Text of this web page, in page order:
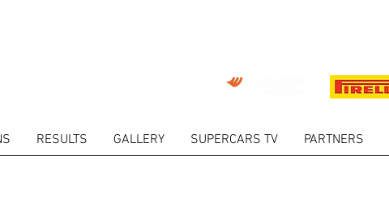
RESULTS GALLERY SUPERCARS TV PARTNERS